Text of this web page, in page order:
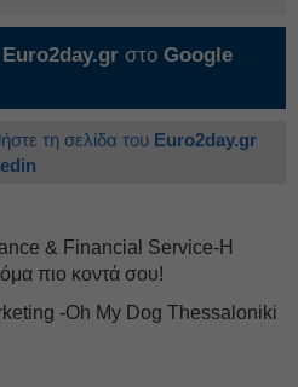
Euro2day.gr στο Google
τη σελίδα του Euro2day.gr
& Financial Service-Η
πιο κοντά σου!
-Oh My Dog Thessaloniki